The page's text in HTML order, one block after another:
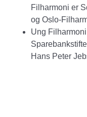
Filharmoni er
og Oslo-
Ung
Hans Peter